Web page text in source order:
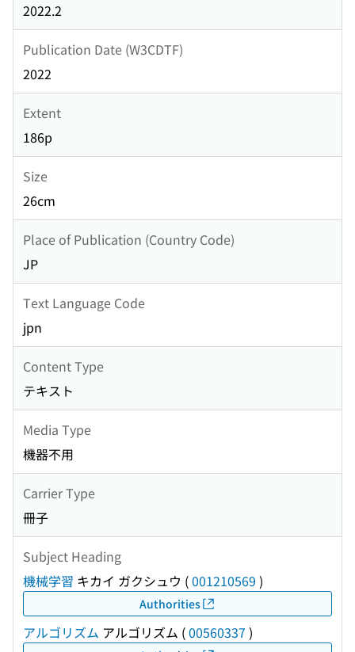
2022.2
Publication Date (W3CDTF)
2022
Extent
186p
Size
26cm
Place of Publication (Country Code)
JP
Text Language Code
jpn
Content Type
テキスト
Media Type
機器不用
Carrier Type
冊子
Subject Heading
機械学習 キカイ ガクシュウ (001210569 )
Authorities
アルゴリズム アルゴリズム (00560337 )